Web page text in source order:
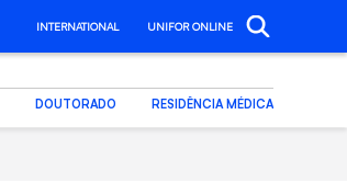
INTERNATIONAL UNIFOR ONLINE
DOUTORADO RESIDÊNCIA MÉDICA